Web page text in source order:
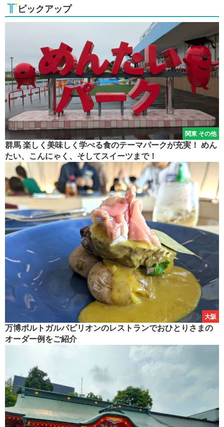
ピックアップ
関東 その他
群馬 楽しく美味しく学べる食のテーマパークが充実！ めん
たい、こんにゃく、そしてスイーツまで！
大阪
万博ポルトガルパビリオンのレストランでおひとりさまの
オーダー例をご紹介